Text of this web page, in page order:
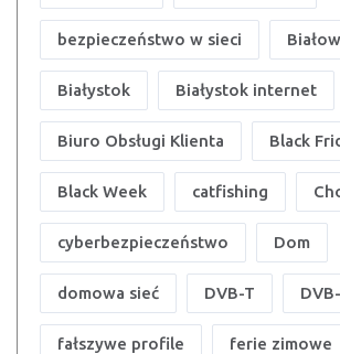
bezpieczeństwo w sieci
Białystok Białystok internet
Biuro Obsługi Klienta Black
Black Week catfishing
cyberbezpieczeństwo Dom
domowa sieć DVB-T
fałszywe profile ferie zimowe